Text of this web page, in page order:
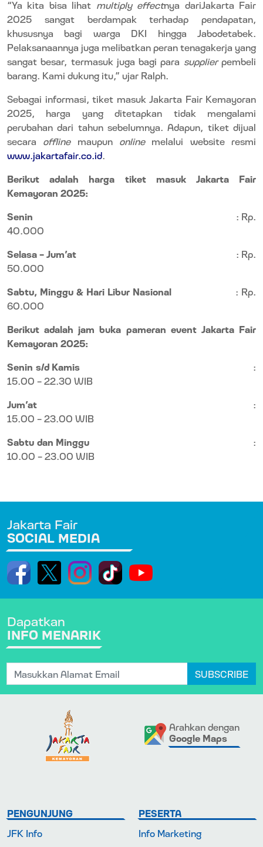
“Ya kita bisa lihat multiply effectnya dariJakarta Fair
2025 sangat berdampak terhadap pendapatan,
khususnya bagi warga DKI hingga Jabodetabek.
Pelaksanaannya juga melibatkan peran tenagakerja yang
sangat besar, termasuk juga bagi para supplierpembeli
barang. Kami dukung itu,” ujar Ralph.
Sebagai informasi, tiket masuk Jakarta Fair Kemayoran
2025, harga yang ditetapkan tidak mengalami
perubahan dari tahun sebelumnya. Adapun, tiket dijual
secara offline maupun online melalui website resmi
www.jakartafair.co.id
Berikut adalah harga tiket masuk Jakarta Fair
Kemayoran 2025:
Senin
: Rp.
40.000
Selasa - Jum’at
: Rp.
50.000
Sabtu, Minggu & Hari Libur Nasional
: Rp.
60.000
Berikut adalah jam buka pameran event Jakarta Fair
Kemayoran 2025:
Senin s/d Kamis
:
15.00 - 22.30 WIB
Jum’at
:
15.00 – 23.00 WIB
Sabtu dan Minggu
:
10.00 - 23.00 WIB
Jakarta Fair
SOCIAL MEDIA
Dapatkan
INFO MENARIK
SUBSCRIBE
Arahkan dengan
Google Maps
PENGUNJUNG
JFK Info
PESERTA
Info Marketing